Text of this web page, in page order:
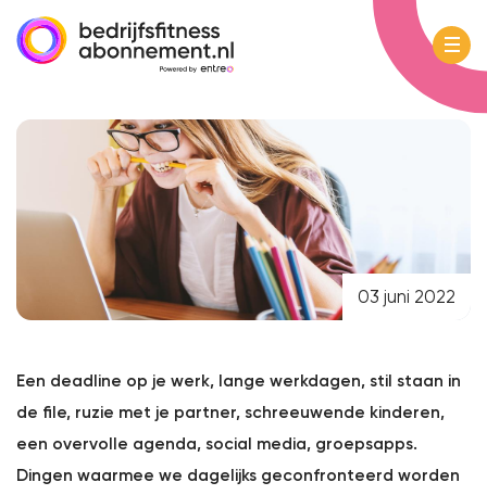
03 juni 2022
Een deadline op je werk, lange werkdagen, stil staan in
de file, ruzie met je partner, schreeuwende kinderen,
een overvolle agenda, social media, groepsapps.
Dingen waarmee we dagelijks geconfronteerd worden